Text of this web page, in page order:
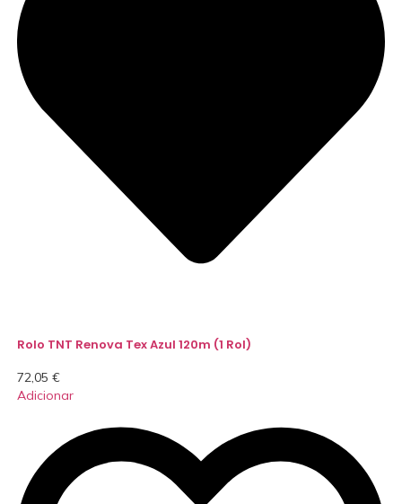
Rolo TNT Renova Tex Azul 120m (1 Rol)
72,05 €
Adicionar